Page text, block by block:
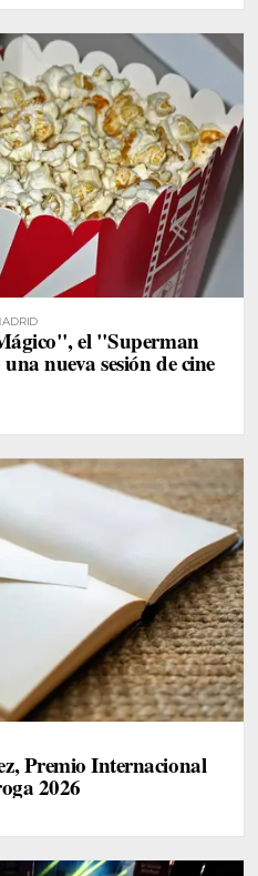
el "Superman
nueva sesión de cine
Premio Internacional
2026